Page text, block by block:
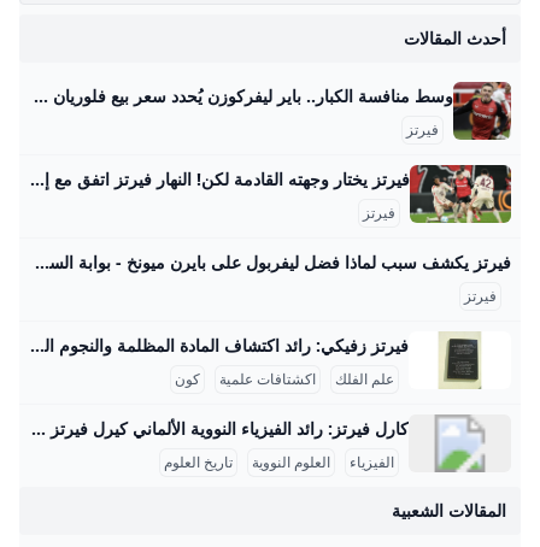
أحدث المقالات
وسط منافسة الكبار.. باير ليفركوزن يُحدد سعر بيع فلوريان فيرتز صحيفة الوطن حدد مسئولو نادي باير ليفركوزن الألماني سعر بيع فلوريان فيرتز، لاعب خط وسط الفريق الأول لكرة القدم بالنادي، في الميركاتو الصيفي المقبل، وذلك في ظل وجود منافسة مشتعلة بين كبار الأندية الأوروبية… {{ article.article_subtitle }} {{ authorName() }} {{ article.author_description }} {{ article.formatted_date }}epa11762162 Florian Wirtz of Leverkusen celebrates after scoring the 1-0 lead during the German Bundesliga soccer match between Bayer 04 Leverkusen and FC St. Pauli in Leverkusen, Germany, 07 December 2024.
فيرتز
فيرتز يختار وجهته القادمة لكن! النهار فيرتز اتفق مع إدارة بايرن ميونيخ الجريدة مواقعنا لبنان عربي بودكاست تسجيل الدخول اشترك - الرئيسية عيش لبنان اقتصاد وأعمال تحقيقات مقالات كتاب النهار آراء منبر كتاب النهار 29-08-2025 | 05:37 استعادة النظام السوري السجناء واللاجئين معاً مؤشّر لنية بناء دولة كتاب النهار 29-08-2025 | 05:30 أيّ رسائل مخفيّة لحراك “حزب الله” السياسي المكثّف؟ رياضة كرة قدم كرة سلة كرة مضرب رياضة ميكانيكية ألعاب قتالية الغولف رياضات أخرى رياضة 29-08-2025 | 06:25 شربل أبو خطار لـ"النهار": الرياضة دواء ومفتاح النجاح الدراسي رياضة 28-08-2025 | 17:06 ازدواج الجنسية… أزمة مستمرّة لنجوم كرة القدم
فيرتز
فيرتز يكشف سبب لماذا فضل ليفربول على بايرن ميونخ - بوابة السعودية نيوز يحاول الفريق بناء نفسه بشكل قوي ليكون قادراً على المنافسة على أعلى مستوى تحت قيادة المدرب آرني سلوت وقد أظهر الفريق أداءً مميزاً في سوق الانتقالات هذا الصيف، انتقال اللاعب إلى ليفربول يمثل تحدياً كبيراً بالنسبة له، حيث قال: “لقد كانت خطوة أصعب أن أترك هذا المحيط وأذهب لبلد آخر مع كل ما يتضمنه من تغييرات وألعب في دوري جديد بأسلوب لعب مختلف”. اختيار واعٍ أضاف اللاعب: “لقد انتقلت لتحدي أكبر، تحدي اخترت خوضه بوعي من أجل أن أنجح وأصبح لاعباً أفضل , لقد اخترت الانتقال إلى ليفربول كقرار واعٍ بالنسبة لي كي أصبح أفضل”.
فيرتز
فيرتز زفيكي: رائد اكتشاف المادة المظلمة والنجوم النيوترونية يسرني تقديم مقال مفصل عن شخصية فريتز زفيكي وإسهاماته العلمية في علم الفلك: فريتز زفيكي: رائد اكتشاف المادة المظلمة والنجوم النيوترونية فريتز زفيكي (14 فبراير 1898 - 8 فبراير 1974) كان عالم فلك سويسري عمل معظم حياته في معهد كاليفورنيا للتكنولوجيا بالولايات المتحدة، وأحدث ثورة في فهمنا للكون من خلال أفكاره واكتشافاته الرائدة. تلقى تعليمه الثانوي في زيوريخ، ثم درس الرياضيات والفيزياء التجريبية بين 1917 و1925 على يد كبار العلماء أمثال أوجوست بيكارد وألبرت أينشتاين، مما أكسبه قاعدة علمية راسخة ساعدته في إرساء أسس علم الفلك الحديث.
علم الفلك اكشتافات علمية كون
كارل فيرتز: رائد الفيزياء النووية الألماني كيرل فيرتز هو عالم فيزياء نووية ألماني بارز وُلد في 24 أبريل 1910 في كولونيا وتوفي في 12 فبراير 1994. حصل على شهادة الدكتوراه في عام 1934 بعد دراسته الفيزياء والكيمياء والرياضيات في جامعات بون وفرايبورغ وبريسلّاو. درّس بعد ذلك كمساعد تدريس لوزير التعليم الألماني كارل فريدريش بونهوفر في جامعة لايبتزغ، وكان عضواً في رابطة المعلمين النازية خلال الفترة النازية في ألمانيا، رغم أنه لم يكن عضواً في الحزب النازي. مهنياً، تميز فيرتز بعمله في معهد كايزر فيلهلم للفيزياء في برلين منذ عام 1937، حيث عمل على تصميم المفاعلات النووية خلال الحرب العالمية الثانية، وبالأخص مفاعل الطبقات الأفقية، بالإضافة إلى قيادة قسم التجارب في المعهد الذي نقل إلى هيتشينجن لتجنب تأثير القصف الجوي في 1944.
الفيزياء العلوم النووية تاريخ العلوم
المقالات الشعبية